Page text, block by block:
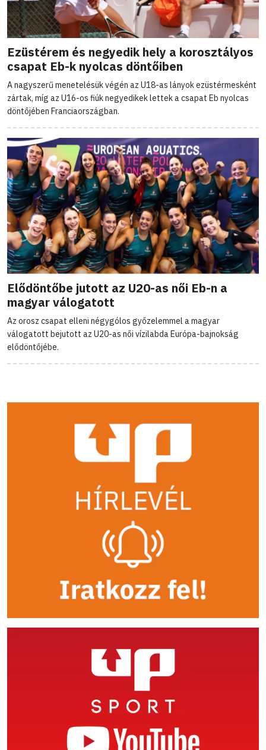
Ezüstérem és negyedik hely a korosztályos
csapat Eb-k nyolcas döntőiben
A nagyszerű menetelésük végén az U18-as lányok ezüstérmesként
zártak, míg az U16-os fiúk negyedikek lettek a csapat Eb nyolcas
döntőjében Franciaországban.
Elődöntőbe jutott az U20-as női Eb-n a
magyar válogatott
Az orosz csapat elleni négygólos győzelemmel a magyar
válogatott bejutott az U20-as női vízilabda Európa-bajnokság
elődöntőjébe.